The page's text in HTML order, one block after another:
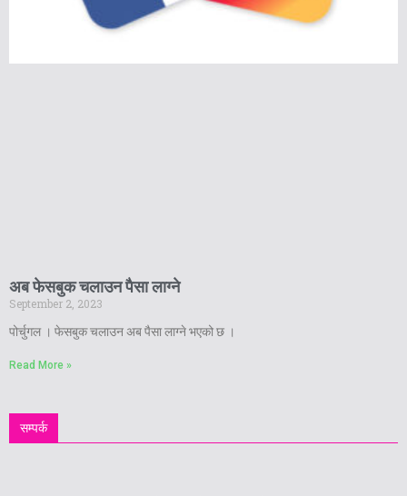
अब फेसबुक चलाउन पैसा लाग्ने
September 2, 2023
पोर्चुगल । फेसबुक चलाउन अब पैसा लाग्ने भएको छ ।
Read More »
सम्पर्क